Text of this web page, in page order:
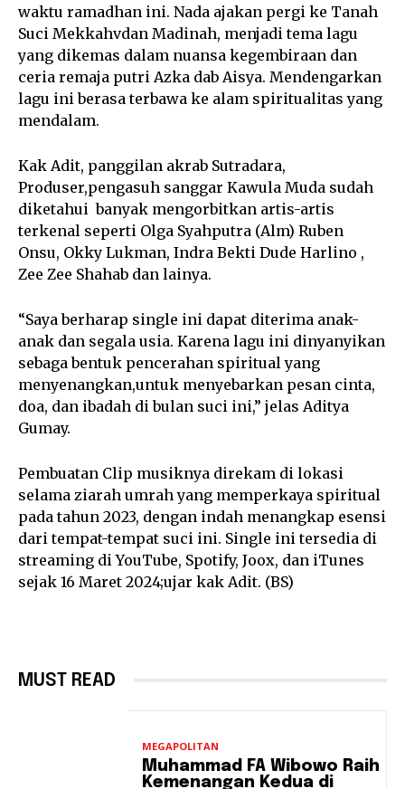
waktu ramadhan ini. Nada ajakan pergi ke Tanah
Suci Mekkahvdan Madinah, menjadi tema lagu
yang dikemas dalam nuansa kegembiraan dan
ceria remaja putri Azka dab Aisya. Mendengarkan
lagu ini berasa terbawa ke alam spiritualitas yang
mendalam.
Kak Adit, panggilan akrab Sutradara,
Produser,pengasuh sanggar Kawula Muda sudah
diketahui banyak mengorbitkan artis-artis
terkenal seperti Olga Syahputra (Alm) Ruben
Onsu, Okky Lukman, Indra Bekti Dude Harlino ,
Zee Zee Shahab dan lainya.
“Saya berharap single ini dapat diterima anak-
anak dan segala usia. Karena lagu ini dinyanyikan
sebaga bentuk pencerahan spiritual yang
menyenangkan,untuk menyebarkan pesan cinta,
doa, dan ibadah di bulan suci ini,” jelas Aditya
Gumay.
Pembuatan Clip musiknya direkam di lokasi
selama ziarah umrah yang memperkaya spiritual
pada tahun 2023, dengan indah menangkap esensi
dari tempat-tempat suci ini. Single ini tersedia di
streaming di YouTube, Spotify, Joox, dan iTunes
sejak 16 Maret 2024;ujar kak Adit. (BS)
MUST READ
MEGAPOLITAN
Muhammad FA Wibowo Raih
Kemenangan Kedua di